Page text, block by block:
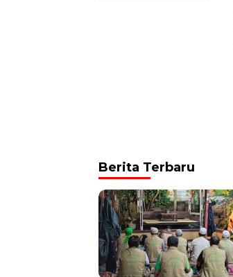
Berita Terbaru